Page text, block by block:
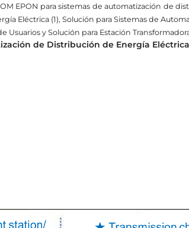
EPON para sistemas de automatización de
Eléctrica (1), Solución para Sistemas de
y Solución para Estación
de Distribución de Energía Eléctrica